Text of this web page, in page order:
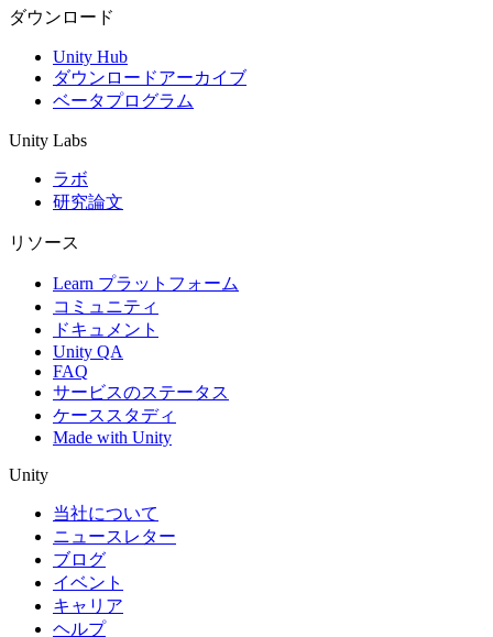
ダウンロード
Unity Hub
ダウンロードアーカイブ
ベータプログラム
Unity Labs
ラボ
研究論文
リソース
Learn プラットフォーム
コミュニティ
ドキュメント
Unity QA
FAQ
サービスのステータス
ケーススタディ
Made with Unity
Unity
当社について
ニュースレター
ブログ
イベント
キャリア
ヘルプ